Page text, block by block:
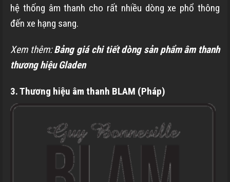
hệ thống âm thanh cho rất nhiều dòng xe phổ thông
đến xe hạng sang.
Xem thêm:Bảng giá chi tiết dòng sản phẩm âm thanh
thương hiệu Gladen
3. Thương hiệu âm thanh BLAM (Pháp)